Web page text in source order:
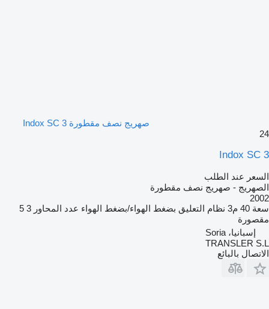
صهريج نصف مقطورة Indox SC 3
24
Indox SC 3
السعر عند الطلب
الصهريج - صهريج نصف مقطورة
2002
سعة 40 م3 نظام التعليق بضغط الهواء/بضغط الهواء عدد المحاور 3
5
مقصورة
إسبانيا، Soria
TRANSLER S.L
الاتصال بالبائع